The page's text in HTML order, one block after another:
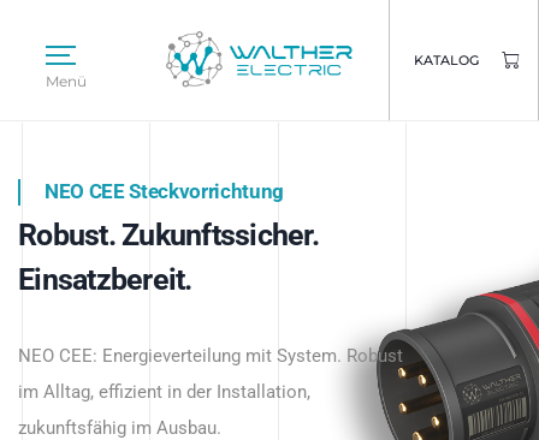
Menü
KATALOG
Intelligente Stromverteilung
beginnt hier.
NEO CEE Steckvorrichtung
Robust. Zukunftssicher.
Einsatzbereit.
NEO CEE: Energieverteilung mit System. Robust
im Alltag, effizient in der Installation,
zukunftsfähig im Ausbau.
Intelligenz trifft Energie.
Anwendungen – robust, IP-geschützt und
zukunftsfähig.